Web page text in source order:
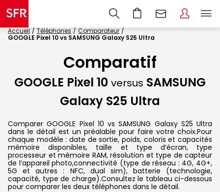
Accueil Téléphones
Comparateur
GOOGLE Pixel 10 vs SAMSUNG Galaxy S25 Ultra
Comparatif
GOOGLE Pixel 10 versus SAMSUNG
Galaxy S25 Ultra
Comparer GOOGLE Pixel 10 vs SAMSUNG Galaxy S25 Ultra
dans le détail est un préalable pour faire votre choix.Pour
chaque modèle : date de sortie, poids, coloris et capacités
mémoire disponibles, taille et type d’écran, type
processeur et mémoire RAM, résolution et type de capteur
de l’appareil photo,connectivité (type de réseau : 4G, 4G+,
5G et autres : NFC, dual sim), batterie (technologie,
capacité, type de charge).Consultez le tableau ci-dessous
pour comparer les deux téléphones dans le détail.